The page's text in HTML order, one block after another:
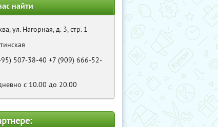
найти
ул. Нагорная, д. 3, стр. 1
507-38-40 +7 (909) 666-52-
с 10.00 до 20.00